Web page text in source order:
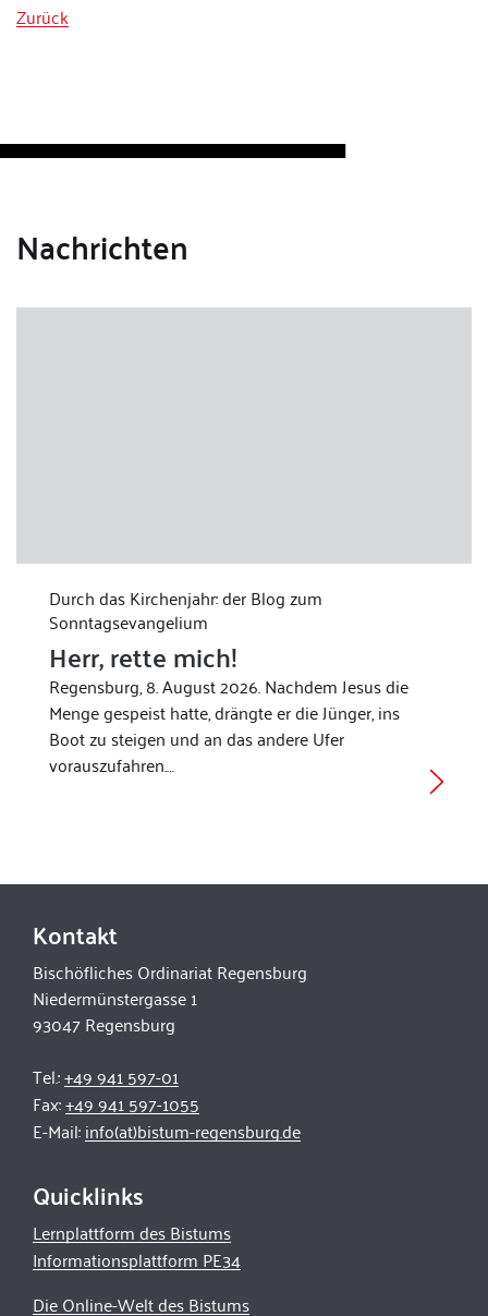
Zurück
Nachrichten
Durch das Kirchenjahr: der Blog zum
Sonntagsevangelium
Herr, rette mich!
Regensburg, 8. August 2026. Nachdem Jesus die
Menge gespeist hatte, drängte er die Jünger, ins
Boot zu steigen und an das andere Ufer
vorauszufahren.…
Kontakt
Bischöfliches Ordinariat Regensburg
Niedermünstergasse 1
93047 Regensburg
Tel.:+49 941 597-01
Fax:+49 941 597-1055
E-Mail:info(at)bistum-regensburg.de
Quicklinks
Lernplattform des Bistums
Informationsplattform PE34
Die Online-Welt des Bistums